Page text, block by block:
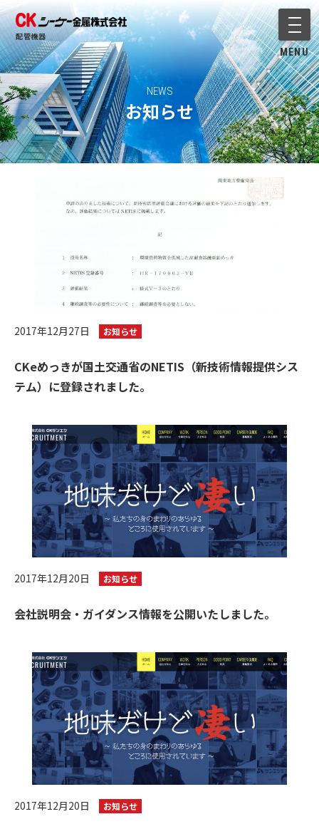
配管機器 メニ
MENU
NEWS
お知らせ
2017年12月27日 お知らせ
CKeめっきが国土交通省のNETIS（新技術情報提供シス
テム）に登録されました。
2017年12月20日 お知らせ
会社説明会・ガイダンス情報を公開いたしました。
2017年12月20日 お知らせ